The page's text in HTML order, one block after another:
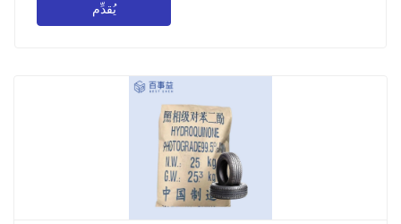
يُقدِّم